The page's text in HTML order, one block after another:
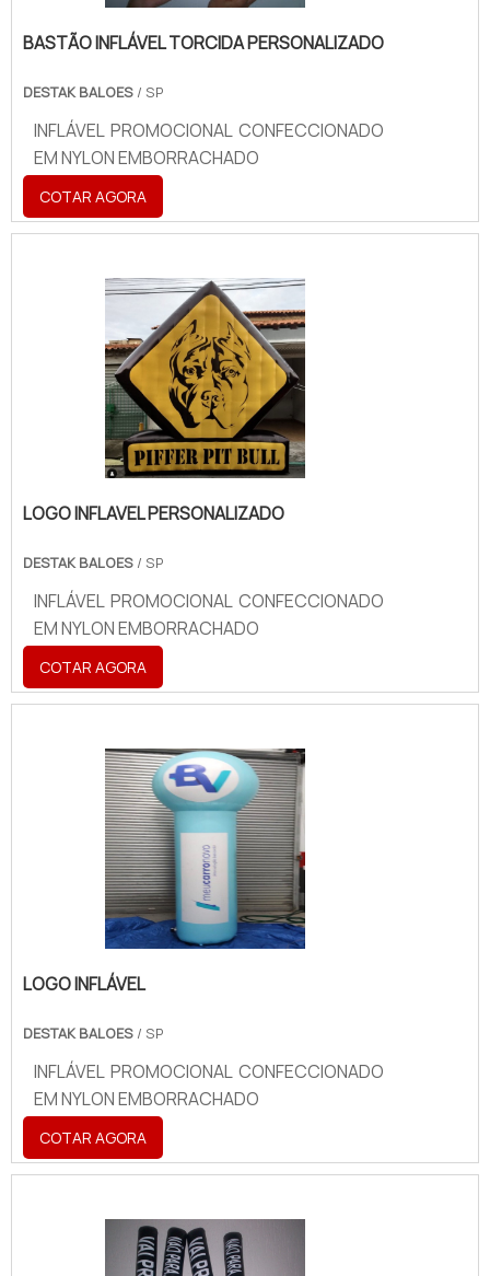
BASTÃO INFLÁVEL TORCIDA PERSONALIZADO
DESTAK BALOES / SP
INFLÁVEL PROMOCIONAL CONFECCIONADO
EM NYLON EMBORRACHADO
COTAR AGORA
LOGO INFLAVEL PERSONALIZADO
DESTAK BALOES / SP
INFLÁVEL PROMOCIONAL CONFECCIONADO
EM NYLON EMBORRACHADO
COTAR AGORA
LOGO INFLÁVEL
DESTAK BALOES / SP
INFLÁVEL PROMOCIONAL CONFECCIONADO
EM NYLON EMBORRACHADO
COTAR AGORA